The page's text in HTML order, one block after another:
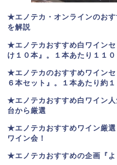
★エノテカ・オンラインのおす
を解説
★エノテカおすすめ白ワイン
け１０本』。１本あたり１１０
★エノテカのおすすめワイン
６本セット』。
１本あたり約
★エノテカおすすめ白ワイン
台から厳選
★エノテカおすすめワイン厳
ワイン会！
★エノテカおすすめの企画『